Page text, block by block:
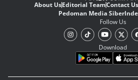
About UsEditorial TeamContact Us
Pedoman Media Siber
Follow Us
Download